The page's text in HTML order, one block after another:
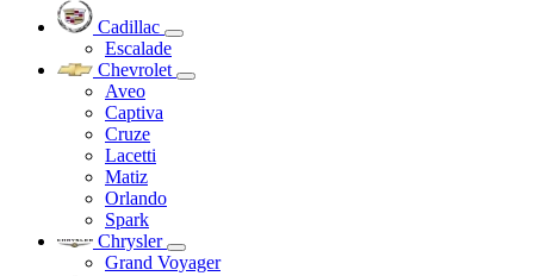
Cadillac
Escalade
Chevrolet
Aveo
Captiva
Cruze
Lacetti
Matiz
Orlando
Spark
Chrysler
Grand Voyager